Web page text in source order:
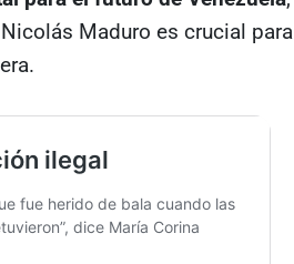
Maduro es crucial para